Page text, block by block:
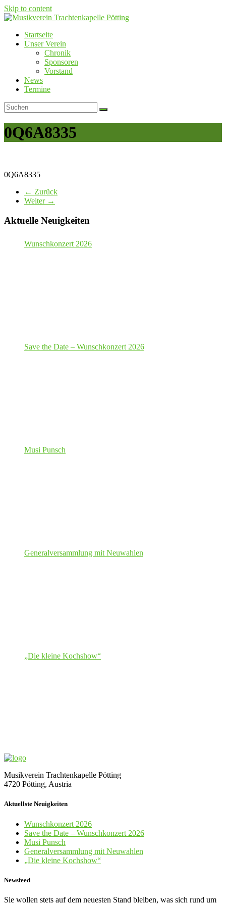
Skip to content
Musikverein Trachtenkapelle Pötting
Startseite
Unser Verein
Chronik
Sponsoren
Vorstand
News
Termine
0Q6A8335
0Q6A8335
← Zurück
Weiter →
Aktuelle Neuigkeiten
Wunschkonzert 2026
Save the Date – Wunschkonzert 2026
Musi Punsch
Generalversammlung mit Neuwahlen
„Die kleine Kochshow“
Musikverein Trachtenkapelle Pötting
4720 Pötting, Austria
Aktuellste Neuigkeiten
Wunschkonzert 2026
Save the Date – Wunschkonzert 2026
Musi Punsch
Generalversammlung mit Neuwahlen
„Die kleine Kochshow“
Newsfeed
Sie wollen stets auf dem neuesten Stand bleiben, was sich rund um